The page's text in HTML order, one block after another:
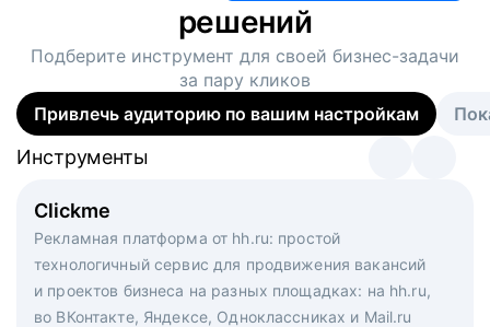
решений
Подберите инструмент для своей бизнес-задачи
за пару кликов
Привлечь аудиторию по вашим настройкам
Clickme
Рекламная платформа от hh.ru: простой
технологичный сервис для продвижения вакансий
и проектов бизнеса на разных площадках: на hh.ru,
во ВКонтакте, Яндексе, Одноклассниках и Mail.ru
Инструменты
Вакансия дня
Рекламный формат для вакансий на главной странице
hh.ru. Увеличивает количество откликов
Инструменты
Массовый подбор под ключ. Решите, сколько
кандидатов и когда вам нужно, и за дело возьмутся
маркетологи, рекрутеры и проектные менеджеры
hh.ru с целым набором digital-инструментов
Инструменты